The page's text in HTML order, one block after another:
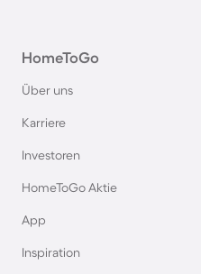
HomeToGo
Über uns
Karriere
Investoren
HomeToGo Aktie
App
Inspiration